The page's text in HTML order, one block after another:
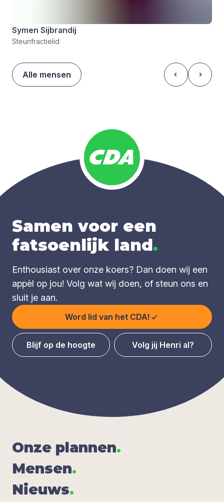
Symen Sijbrandij
Steunfractielid
Alle mensen
Samen voor een
fatsoenlijk land.
Enthousiast over onze koers? Dan doen wij een
appèl op jou! Volg wat wij doen, of steun ons en
sluit je aan.
Word lid van het CDA!
Blijf op de hoogte Volg jij Henri al?
Onze plan­nen.
Men­sen.
Nieuws.